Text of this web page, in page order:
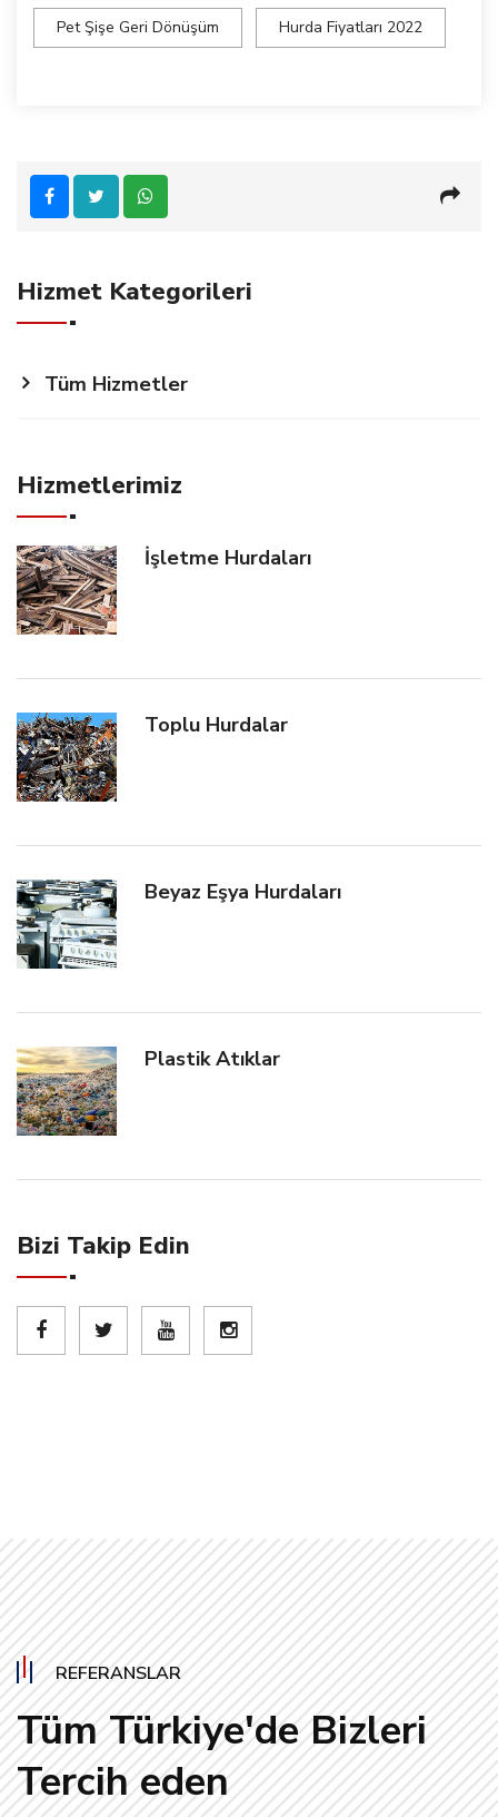
Pet Şişe Geri Dönüşüm Hurda Fiyatları 2022
Hizmet Kategorileri
Tüm Hizmetler
Hizmetlerimiz
İşletme Hurdaları
Toplu Hurdalar
Beyaz Eşya Hurdaları
Plastik Atıklar
Bizi Takip Edin
REFERANSLAR
Tüm Türkiye'de Bizleri
Tercih eden